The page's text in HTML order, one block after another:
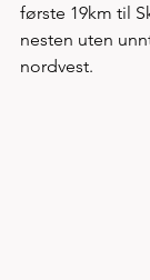
første 19km til
nesten uten
nordvest.